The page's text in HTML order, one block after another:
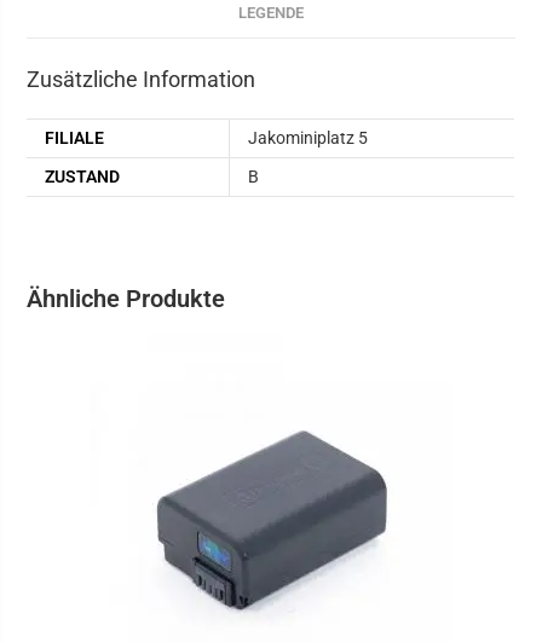
LEGENDE
Zusätzliche Information
FILIALE
Jakominiplatz 5
ZUSTAND
B
Ähnliche Produkte